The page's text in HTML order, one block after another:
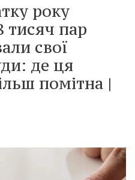
року
пар
свої
де ця
помітна |